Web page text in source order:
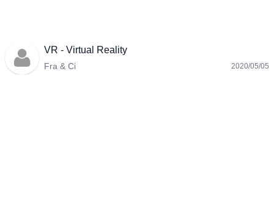
VR - Virtual Reality
Fra & Ci 2020/05/05